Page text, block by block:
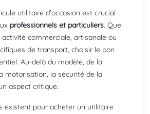
utilitaire d'occasion est crucial
professionnels et particuliers. Que
commerciale, artisanale ou
de transport, choisir le bon
Au-delà du modèle, de la
motorisation, la sécurité de la
aspect critique.
existent pour acheter un utilitaire